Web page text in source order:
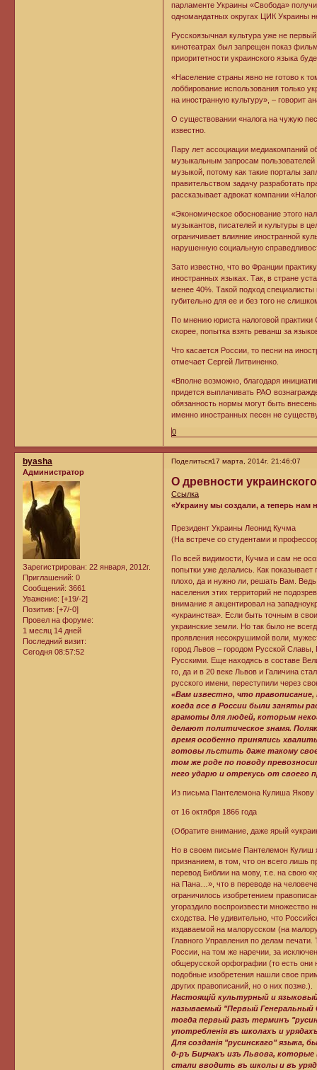
парламенте Украины «Свобода»
одномандатных округах ЦИК Украины
Русскоязычная культура уже не
кинотеатрах был запрещен показ
приоритетности украинского языка
«Население страны явно не готово к
лоббирование использования только
на иностранную культуру», – говорит
О существовании «налога на чужую
известно.
Пару лет ассоциации медиакомпаний
музыкальным запросам пользователей
музыкой, потому как такие порталы
правительством задачу разработать
рассказывает адвокат компании
«Экономическое обоснование этого
музыкантов, писателей и культуры в
ограничивает влияние иностранной
нарушенную социальную
Зато известно, что во Франции
иностранных языках. Так, в стране
менее 40%. Такой подход
губительно для ее и без того не
По мнению юриста налоговой
скорее, попытка взять реванш за
Что касается России, то песни на
отмечает Сергей Литвиненко.
«Вполне возможно, благодаря
придется выплачивать РАО
обязанность нормы могут быть
именно иностранных песен не
0
Поделиться17 марта, 2014г. 21:46:07
byasha
Администратор
Зарегистрирован: 22 января, 2012г.
Приглашений: 0
Сообщений: 3661
Уважение: [+19/-2]
Позитив: [+7/-0]
Провел на форуме:
1 месяц 14 дней
Последний визит:
Сегодня 08:57:52
О древности
Ссылка
«Украину мы создали, а теперь нам
Президент Украины Леонид Кучма
(На встрече со студентами и
По всей видимости, Кучма и сам не
попытки уже делались. Как
плохо, да и нужно ли, решать Вам. Ведь
населения этих территорий не
внимание я акцентировал на
«украинства». Если быть точным в
украинские земли. Но так было не
проявления несокрушимой воли,
город Львов – городом Русской Славы,
Русскими. Еще находясь в составе
го, да и в 20 веке Львов и Галичина
русского имени, переступили через
«Вам известно, что
когда все в России были заняты
грамоты для людей, которым
делают политическое знамя.
время особенно принялись
готовы льстить даже такому
том же роде по поводу
него ударю и отрекусь от своего
Из письма Пантелемона Кулиша Якову
от 16 октября 1866 года
(Обратите внимание, даже ярый
Но в своем письме Пантелемон Кулиш
признанием, в том, что он всего лишь
перевод Библии на мову, т.е. на свою
на Пана…», что в переводе на
ограничилось изобретением
угораздило воспроизвести множество
сходства. Не удивительно, что
издаваемой на малорусском (на
Главного Управления по делам
России, на том же наречии, за
общерусской орфографии (то есть они
подобные изобретения нашли свое
других правописаний, но о них позже.).
Настоящій культурный и
называемый "Первый
тогда первый разъ терминъ
употребленія въ школахъ и
Для созданія "русинскаго" языка,
д-ръ Бирчакъ изъ Львова,
стали вводить въ школы и въ